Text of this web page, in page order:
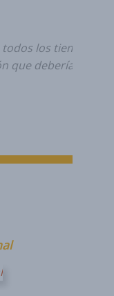
los tiempos...
que debería